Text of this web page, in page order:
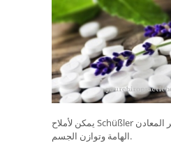
يمكن لأملاح Schüßler أن تريح الجسم. أنها توفر المعادن
الهامة وتوازن الجسم.